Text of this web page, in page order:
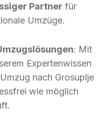
Partner für
Umzüge.
: Mit
Expertenwissen
nach Grosuplje
wie möglich